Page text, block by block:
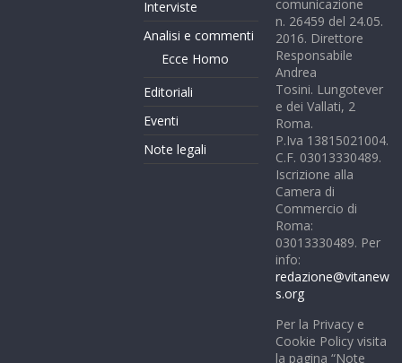
Interviste
Analisi e commenti
Ecce Homo
Editoriali
Eventi
Note legali
comunicazione
n. 26459 del 24.05.
2016. Direttore
Responsabile
Andrea
Tosini. Lungotever
e dei Vallati, 2
Roma.
P.Iva 13815021004.
C.F. 03013330489.
Iscrizione alla
Camera di
Commercio di
Roma:
03013330489. Per
info:
redazione@vitanew
s.org
Per la Privacy e
Cookie Policy visita
la pagina “Note